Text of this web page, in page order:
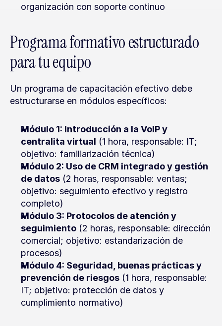
organización con soporte continuo
Programa formativo estructurado
para tu equipo
Un programa de capacitación efectivo debe
estructurarse en módulos específicos:
Módulo 1: Introducción a la VoIP y
centralita virtual (1 hora, responsable: IT;
objetivo: familiarización técnica)
Módulo 2: Uso de CRM integrado y gestión
de datos (2 horas, responsable: ventas;
objetivo: seguimiento efectivo y registro
completo)
Módulo 3: Protocolos de atención y
seguimiento (2 horas, responsable: dirección
comercial; objetivo: estandarización de
procesos)
Módulo 4: Seguridad, buenas prácticas y
prevención de riesgos (1 hora, responsable:
IT; objetivo: protección de datos y
cumplimiento normativo)